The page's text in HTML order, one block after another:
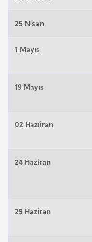
25 Nisan
1 Mayıs
19 Mayıs
02 Hazıiran
24 Haziran
29 Haziran
i
s
H
r